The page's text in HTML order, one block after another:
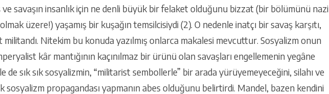
savaşın insanlık için ne denli büyük bir felaket olduğunu bizzat (bir bölümünü nazi
üzere!) yaşamış bir kuşağın temsilcisiydi (2). O nedenle inatçı bir savaş karşıtı,
Nitekim bu konuda yazılmış onlarca makalesi mevcuttur. Sosyalizm onun
kâr mantığının kaçınılmaz bir ürünü olan savaşları engellemenin yegâne
de sık sık sosyalizmin, “militarist sembollerle” bir arada yürüyemeyeceğini, silahı ve
sosyalizm propagandası yapmanın abes olduğunu belirtirdi. Mandel, bazen kendini